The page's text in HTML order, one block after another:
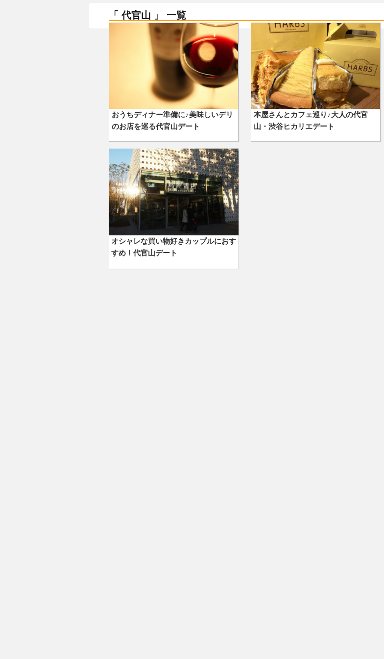
「 代官山 」 一覧
おうちディナー準備に♪美味しいデリ
のお店を巡る代官山デート
本屋さんとカフェ巡り♪大人の代官
山・渋谷ヒカリエデート
オシャレな買い物好きカップルにおす
すめ！代官山デート